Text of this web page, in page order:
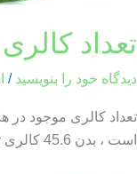
تعداد
دیدگاه‌ خود را بنویسید /
است ، بدن 45.6 کالری تهیه می شود ، در حالی که یک بخش از هندوانه که وزن آن 286 گرم است ، حاوی 85.8 کالری است […]